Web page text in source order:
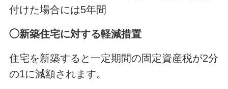
付けた場合には5年間
◯新築住宅に対する軽減措置
住宅を新築すると一定期間の固定資産税が2分
の1に減額されます。